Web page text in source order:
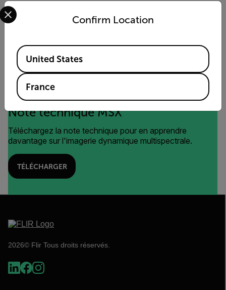
Sans MSX
Avec MSX
Note technique MSX
Téléchargez la note technique pour en apprendre
davantage sur l'imagerie dynamique multispectrale.
TÉLÉCHARGER
2026© Flir Tous droits réservés.
Confirm Location
Select your preferred country and language from the
Available Locations
United States
France